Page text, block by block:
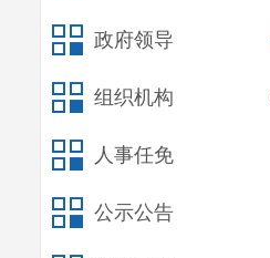
政府领导
组织机构
人事任免
公示公告